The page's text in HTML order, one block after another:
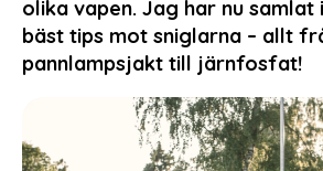
olika vapen. Jag har nu samlat
bäst tips mot sniglarna – allt
pannlampsjakt till järnfosfat!